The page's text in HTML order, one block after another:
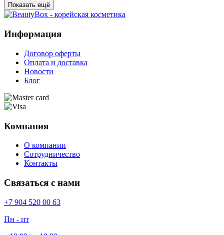
Показать ещё
Информация
Договор оферты
Оплата и доставка
Новости
Блог
Компания
О компании
Сотрудничество
Контакты
Связаться с нами
+7 904 520 00 63
Пн - пт